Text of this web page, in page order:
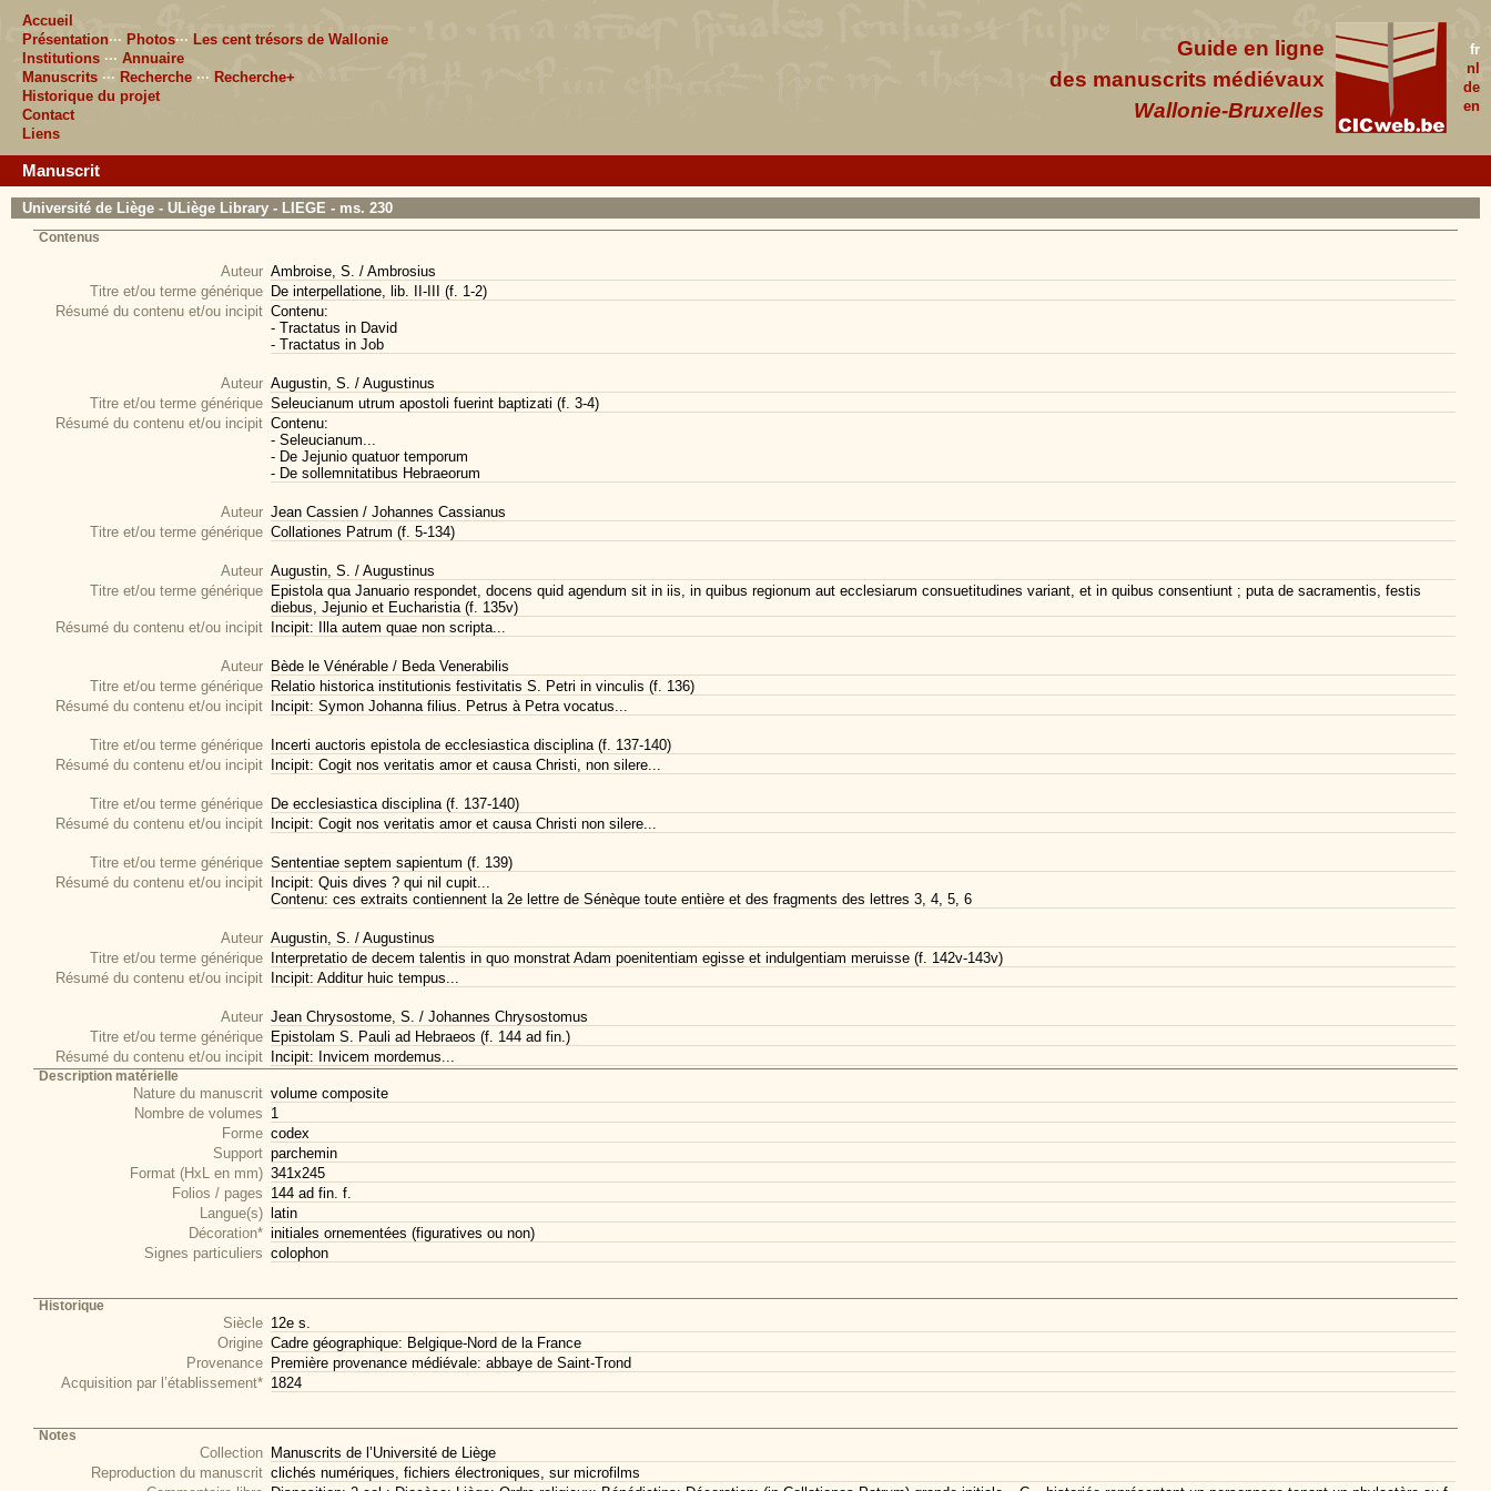
fr
nl
de
en
Guide en ligne
des manuscrits médiévaux
Wallonie-Bruxelles
Accueil
Présentation··· Photos··· Les cent trésors de Wallonie
Institutions ··· Annuaire
Manuscrits ··· Recherche ··· Recherche+
Historique du projet
Contact
Liens
Manuscrit
Université de Liège - ULiège Library - LIEGE - ms. 230
Contenus
Auteur Ambroise, S. / Ambrosius
Titre et/ou terme générique De interpellatione, lib. II-III (f. 1-2)
Résumé du contenu et/ou incipit Contenu:
- Tractatus in David
- Tractatus in Job
Auteur Augustin, S. / Augustinus
Titre et/ou terme générique Seleucianum utrum apostoli fuerint baptizati (f. 3-4)
Résumé du contenu et/ou incipit Contenu:
- Seleucianum...
- De Jejunio quatuor temporum
- De sollemnitatibus Hebraeorum
Auteur Jean Cassien / Johannes Cassianus
Titre et/ou terme générique Collationes Patrum (f. 5-134)
Auteur Augustin, S. / Augustinus
Titre et/ou terme générique Epistola qua Januario respondet, docens quid agendum sit in iis, in quibus regionum aut ecclesiarum consuetitudines variant, et in quibus consentiunt ; puta de sacramentis, festis
diebus, Jejunio et Eucharistia (f. 135v)
Résumé du contenu et/ou incipit
Incipit: Illa autem quae non scripta...
Auteur Bède le Vénérable / Beda Venerabilis
Titre et/ou terme générique Relatio historica institutionis festivitatis S. Petri in vinculis (f. 136)
Résumé du contenu et/ou incipit
Incipit: Symon Johanna filius. Petrus à Petra vocatus...
Titre et/ou terme générique
Incerti auctoris epistola de ecclesiastica disciplina (f. 137-140)
Résumé du contenu et/ou incipit
Incipit: Cogit nos veritatis amor et causa Christi, non silere...
Titre et/ou terme générique De ecclesiastica disciplina (f. 137-140)
Résumé du contenu et/ou incipit
Incipit: Cogit nos veritatis amor et causa Christi non silere...
Titre et/ou terme générique Sententiae septem sapientum (f. 139)
Résumé du contenu et/ou incipit
Incipit: Quis dives ? qui nil cupit...
Contenu: ces extraits contiennent la 2e lettre de Sénèque toute entière et des fragments des lettres 3, 4, 5, 6
Auteur Augustin, S. / Augustinus
Titre et/ou terme générique
Interpretatio de decem talentis in quo monstrat Adam poenitentiam egisse et indulgentiam meruisse (f. 142v-143v)
Résumé du contenu et/ou incipit
Incipit: Additur huic tempus...
Auteur Jean Chrysostome, S. / Johannes Chrysostomus
Titre et/ou terme générique Epistolam S. Pauli ad Hebraeos (f. 144 ad fin.)
Résumé du contenu et/ou incipit
Incipit: Invicem mordemus...
Description matérielle
Nature du manuscrit volume composite
Nombre de volumes 1
Forme codex
Support parchemin
Format (HxL en mm) 341x245
Folios / pages 144 ad fin. f.
Langue(s)
latin
Décoration* initiales ornementées (figuratives ou non)
Signes particuliers colophon
Historique
Siècle 12e s.
Origine Cadre géographique: Belgique-Nord de la France
Provenance Première provenance médiévale: abbaye de Saint-Trond
Acquisition par l’établissement* 1824
Notes
Collection Manuscrits de l’Université de Liège
Reproduction du manuscrit clichés numériques, fichiers électroniques, sur microfilms